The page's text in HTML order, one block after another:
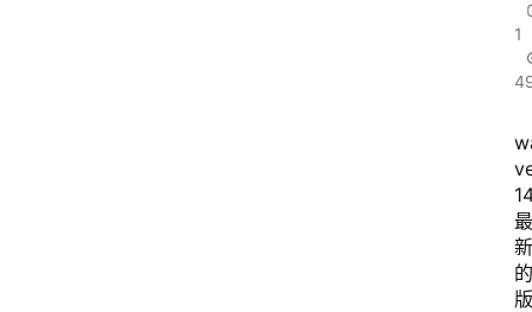
1
最
新
的
版